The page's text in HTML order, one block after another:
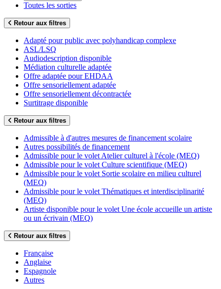
Toutes les sorties
Retour aux filtres
Adapté pour public avec polyhandicap complexe
ASL/LSQ
Audiodescription disponible
Médiation culturelle adaptée
Offre adaptée pour EHDAA
Offre sensoriellement adaptée
Offre sensoriellement décontractée
Surtitrage disponible
Retour aux filtres
Admissible à d'autres mesures de financement scolaire
Autres possibilités de financement
Admissible pour le volet Atelier culturel à l'école (MEQ)
Admissible pour le volet Culture scientifique (MEQ)
Admissible pour le volet Sortie scolaire en milieu culturel
(MEQ)
Admissible pour le volet Thématiques et interdisciplinarité
(MEQ)
Artiste disponible pour le volet Une école accueille un artiste
ou un écrivain (MEQ)
Retour aux filtres
Française
Anglaise
Espagnole
Autres